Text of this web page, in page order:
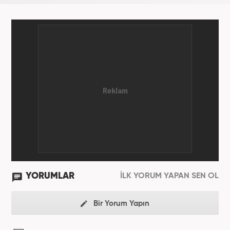
YORUMLAR İLK YORUM YAPAN SEN OL
Bir Yorum Yapın